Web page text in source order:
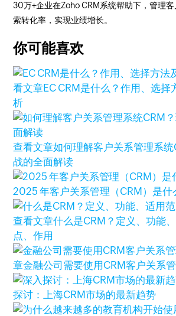
30万+企业在Zoho CRM系统帮助下，管理
索转化率，实现业绩增长。
你可能喜欢
看文章EC CRM是什么？作用、选
析
查看文章如何理解客户关系管理系
战的全面解读
2025 年客户关系管理（CRM）是什
查看文章什么是CRM？定义、功能
点、作用
章金融公司需要使用CRM客户关系
探讨：上海CRM市场的最新趋势